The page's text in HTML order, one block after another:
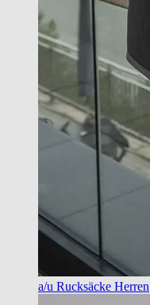
a/u Rucksäcke Herren